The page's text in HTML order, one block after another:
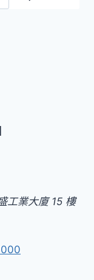
工業大廈 15 樓